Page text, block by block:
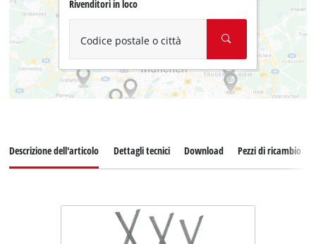
Rivenditori in loco
Codice postale o città
Descrizione dell'articolo Dettagli tecnici Download Pezzi di ricambio